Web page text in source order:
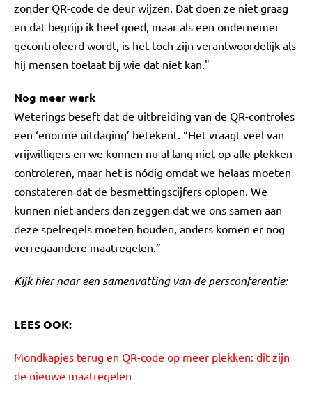
zonder QR-code de deur wijzen. Dat doen ze niet graag
en dat begrijp ik heel goed, maar als een ondernemer
gecontroleerd wordt, is het toch zijn verantwoordelijk als
hij mensen toelaat bij wie dat niet kan."
Nog meer werk
Weterings beseft dat de uitbreiding van de QR-controles
een ‘enorme uitdaging’ betekent. “Het vraagt veel van
vrijwilligers en we kunnen nu al lang niet op alle plekken
controleren, maar het is nódig omdat we helaas moeten
constateren dat de besmettingscijfers oplopen. We
kunnen niet anders dan zeggen dat we ons samen aan
deze spelregels moeten houden, anders komen er nog
verregaandere maatregelen.”
Kijk hier naar een samenvatting van de persconferentie:
LEES OOK:
Mondkapjes terug en QR-code op meer plekken: dit zijn
de nieuwe maatregelen